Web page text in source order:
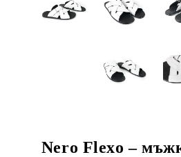
Nero Flexo –